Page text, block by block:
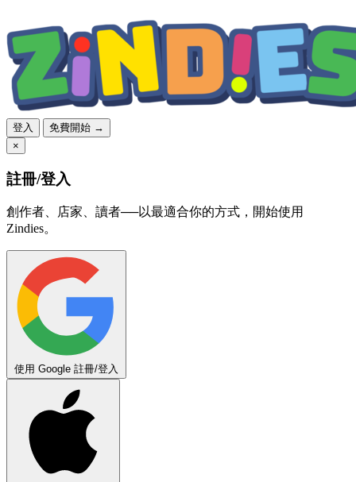
登入
免費開始 →
×
註冊/登入
創作者、店家、讀者──以最適合你的方式，開始使用
Zindies。
使用 Google 註冊/登入